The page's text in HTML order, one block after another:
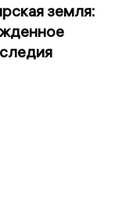
земля: